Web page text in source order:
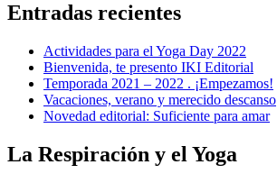
Entradas recientes
Actividades para el Yoga Day 2022
Bienvenida, te presento IKI Editorial
Temporada 2021 – 2022 . ¡Empezamos!
Vacaciones, verano y merecido descanso
Novedad editorial: Suficiente para amar
La Respiración y el Yoga